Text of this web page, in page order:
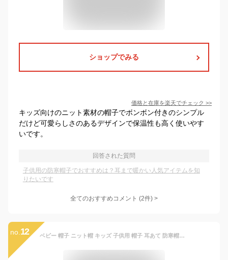
ショップでみる
価格と在庫を楽天でチェック >>
キッズ向けのニット素材の帽子でボンボン付きのシンプル
だけど可愛らしさのあるデザインで保温性も高く使いやす
いです。
回答された質問
子供用の防寒帽子でおすすめは？耳まで暖かい人気アイテムを知
りたいです
全てのおすすめコメント (2件) >
no. 12 ベビー 帽子 ニット帽 キッズ 子供用 帽子 耳あて 防寒帽子 裏起毛 ニットキャップ 秋冬 ベビー 防寒 ボア ポンポン 男の子 女の子 冬用ハット 男女兼用 ベビーニット帽 赤ちゃん 子供 裏起毛 ポンポン 耳保護付き 無地 柔らかい 暖かい かわいい 防風 防寒 保温